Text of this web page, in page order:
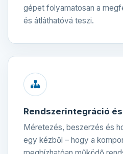
gépet folyamatosan a
és átláthatóvá teszi.
Rendszerintegráció
Méretezés, beszerzés és
egy kézből – hogy a